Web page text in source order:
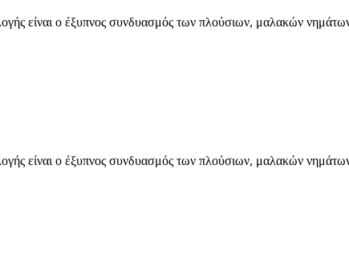
είναι ο έξυπνος συνδυασμός των πλούσιων, μαλακών
είναι ο έξυπνος συνδυασμός των πλούσιων, μαλακών